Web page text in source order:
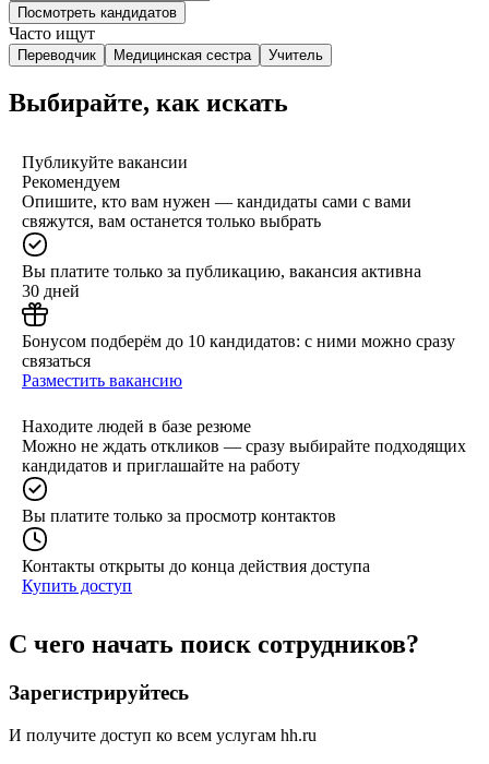
Посмотреть кандидатов
Часто ищут
Переводчик Медицинская сестра Учитель
Выбирайте, как искать
Публикуйте вакансии
Рекомендуем
Опишите, кто вам нужен — кандидаты сами с вами
свяжутся, вам останется только выбрать
Вы платите только за публикацию, вакансия активна
30 дней
Бонусом подберём до 10 кандидатов: с ними можно сразу
связаться
Разместить вакансию
Находите людей в базе резюме
Можно не ждать откликов — сразу выбирайте подходящих
кандидатов и приглашайте на работу
Вы платите только за просмотр контактов
Контакты открыты до конца действия доступа
Купить доступ
С чего начать поиск сотрудников?
Зарегистрируйтесь
И получите доступ ко всем услугам hh.ru